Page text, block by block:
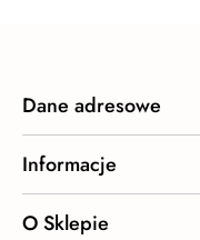
Dane adresowe
Informacje
O Sklepie